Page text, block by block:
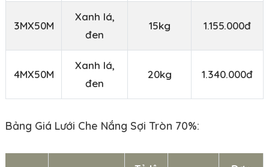
3MX50M
Xanh lá,
đen
15kg 1.155.000đ
4MX50M
Xanh lá,
đen
20kg 1.340.000đ
Bảng Giá Lưới Che Nắng Sợi Tròn 70%: